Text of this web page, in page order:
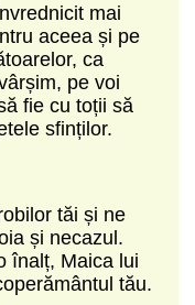
mai
aceea și pe
ca
pe voi
fie cu toții să
sfinților.
tăi și ne
și necazul.
înalț, Maica lui
tău.